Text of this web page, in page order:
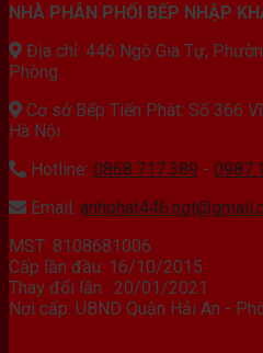
NHÀ PHÂN PHỐI BẾP NHẬP
Địa chỉ: 446 Ngô Gia Tự,
Phòng
Cơ sở Bếp Tiến Phát: Số 366
Hà Nội
Hotline: 0868.717.389 -
Email:
MST: 8108681006
Cấp lần đầu: 16/10/2015
Thay đổi lần : 20/01/2021
Nơi cấp: UBND Quận Hải An -